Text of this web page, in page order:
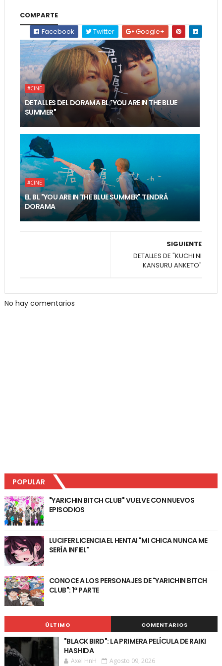
COMPARTE
Facebook
Twitter Google+
#CINE
DETALLES DEL DORAMA BL "YOU ARE IN THE BLUE
SUMMER"
#CINE
EL BL "YOU ARE IN THE BLUE SUMMER" TENDRÁ
DORAMA
SIGUIENTE
DETALLES DE "KUCHI NI
KANSURU ANKETO"
No hay comentarios
POPULAR
"YARICHIN BITCH CLUB" VUELVE CON NUEVOS
EPISODIOS
LUCIFER LICENCIA EL HENTAI "MI CHICA NUNCA ME
SERÍA INFIEL"
CONOCE A LOS PERSONAJES DE "YARICHIN BITCH
CLUB": 1ª PARTE
ÚLTIMO COMENTARIOS
"BLACK BIRD": LA PRIMERA PELÍCULA DE RAIKI
HASHIDA
Axel HnH Agosto 09, 2026